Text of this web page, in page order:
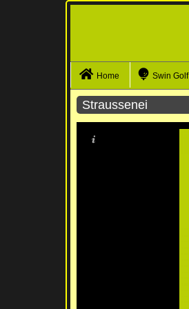
Navigation überspringen
Home
Swin Golf
Straussenei